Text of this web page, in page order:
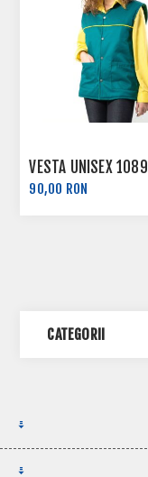
VESTA UNISEX 1089
90,00 RON
CATEGORII